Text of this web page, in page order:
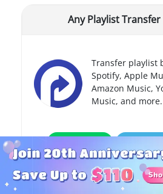
Any Playlist Transfer
Transfer playlist
Spotify, Apple
Amazon Music,
Music, and more.